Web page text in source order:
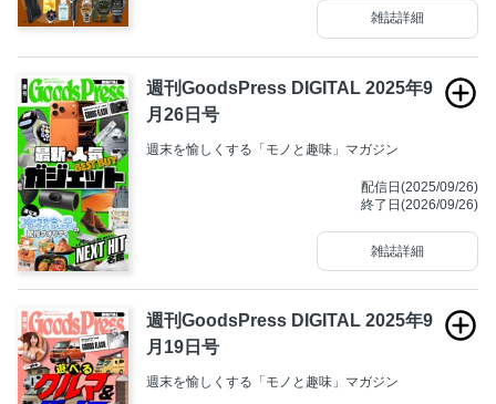
雑誌詳細
週刊GoodsPress DIGITAL 2025年9
月26日号
週末を愉しくする「モノと趣味」マガジン
配信日(2025/09/26)
終了日(2026/09/26)
雑誌詳細
週刊GoodsPress DIGITAL 2025年9
月19日号
週末を愉しくする「モノと趣味」マガジン